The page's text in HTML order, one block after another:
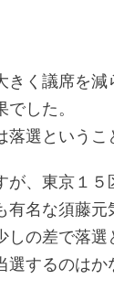
きく議席を減
した。
選というこ
が、東京１５
有名な須藤元
しの差で落
選するのは